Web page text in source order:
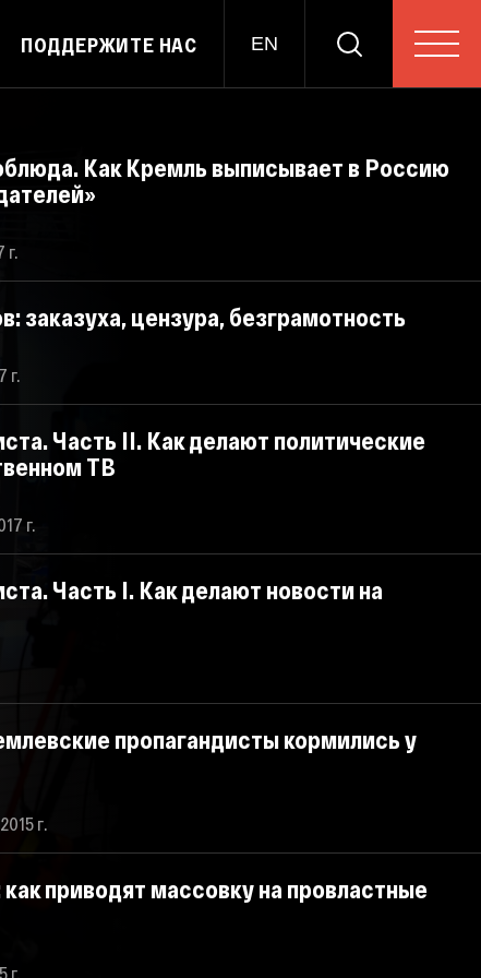
ПОДДЕРЖИТЕ НАС EN
Как Кремль выписывает в Россию
г.
заказуха, цензура, безграмотность
г.
Часть II. Как делают политические
ТВ
г.
Часть I. Как делают новости на
пропагандисты кормились у
г.
приводят массовку на провластные
г.